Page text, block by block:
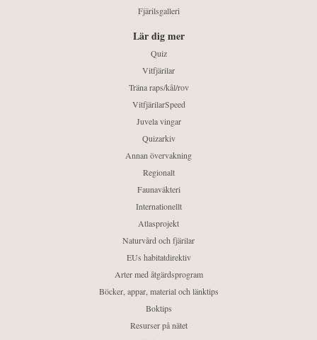
Fjärilsgalleri
Lär dig mer
Quiz
Vitfjärilar
Träna raps/kål/rov
VitfjärilarSpeed
Juvela vingar
Quizarkiv
Annan övervakning
Regionalt
Faunaväkteri
Internationellt
Atlasprojekt
Naturvård och fjärilar
EUs habitatdirektiv
Arter med åtgärdsprogram
Böcker, appar, material och länktips
Boktips
Resurser på nätet